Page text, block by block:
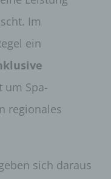
Im
ein
um Spa-
regionales
sich daraus